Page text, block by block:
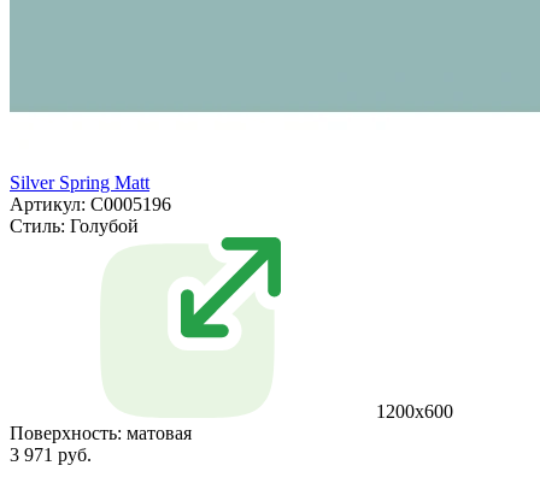
Silver Spring Matt
Артикул: С0005196
Стиль: Голубой
1200x600
Поверхность: матовая
3 971 руб.